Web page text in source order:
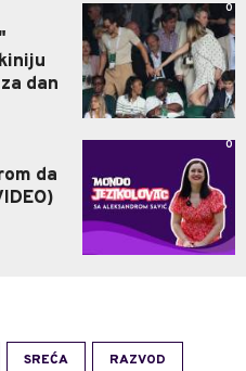
dan
0
da
0
SREĆA RAZVOD